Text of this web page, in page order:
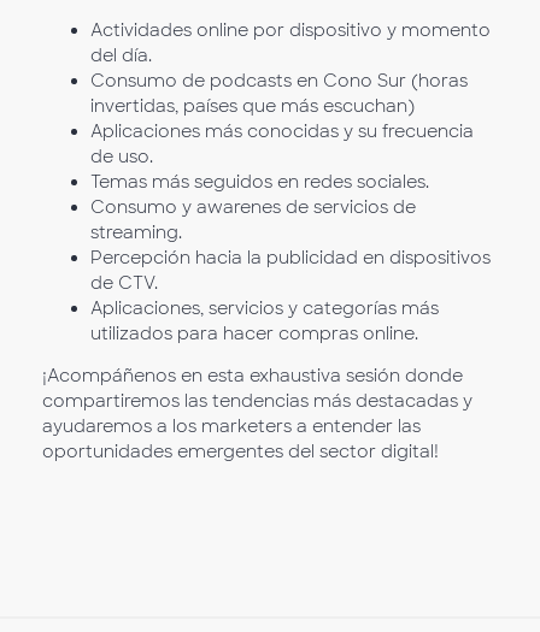
Actividades online por dispositivo y momento
del día.
Consumo de podcasts en Cono Sur (horas
invertidas, países que más escuchan)
Aplicaciones más conocidas y su frecuencia
de uso.
Temas más seguidos en redes sociales.
Consumo y awarenes de servicios de
streaming.
Percepción hacia la publicidad en dispositivos
de CTV.
Aplicaciones, servicios y categorías más
utilizados para hacer compras online.
¡Acompáñenos en esta exhaustiva sesión donde
compartiremos las tendencias más destacadas y
ayudaremos a los marketers a entender las
oportunidades emergentes del sector digital!